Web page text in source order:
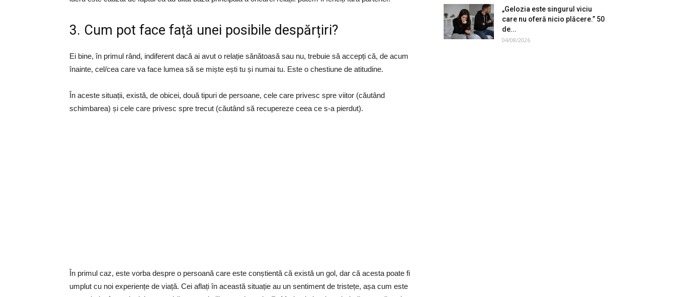
3. Cum pot face față unei posibile despărțiri?
Ei bine, în primul rând, indiferent dacă ai avut o relație sănătoasă sau nu, trebuie să accepți că, de acum
înainte, cel/cea care va face lumea să se miște ești tu și numai tu. Este o chestiune de atitudine.
În aceste situații, există, de obicei, două tipuri de persoane, cele care privesc spre viitor (căutând
schimbarea) și cele care privesc spre trecut (căutând să recupereze ceea ce s-a pierdut).
În primul caz, este vorba despre o persoană care este conștientă că există un gol, dar că acesta poate fi
umplut cu noi experiențe de viață. Cei aflați în această situație au un sentiment de tristețe, așa cum este
„Gelozia este singurul viciu
care nu oferă nicio plăcere.” 50
de...
04/08/2026